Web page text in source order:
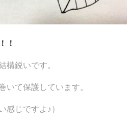
！
構鋭いです。
いて保護しています。
感じですよ♪）